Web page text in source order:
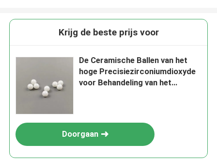
Krijg de beste prijs voor
De Ceramische Ballen van het
hoge Precisiezirconiumdioxyde
voor Behandeling van het
Doorgaan